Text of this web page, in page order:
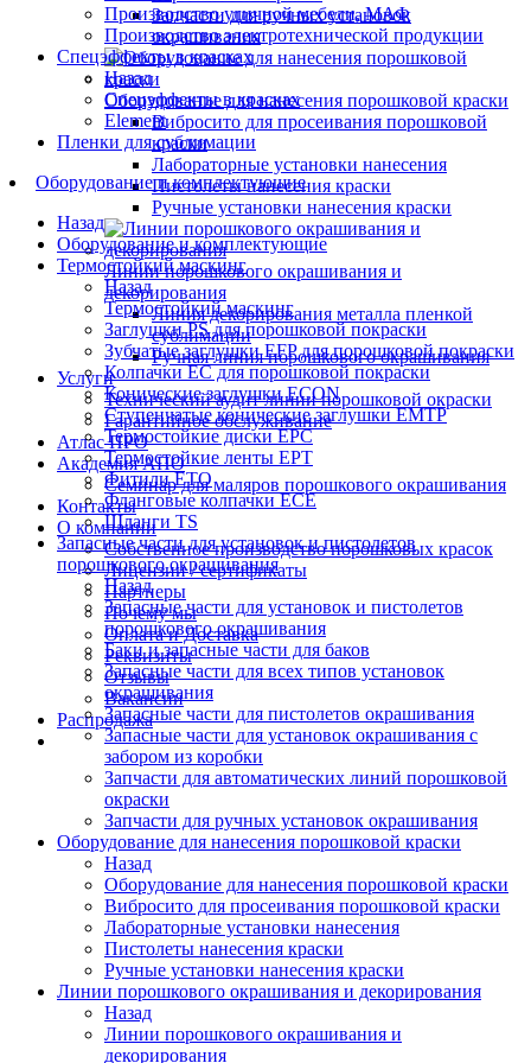
Запчасти для ручных установок
окрашивания
Оборудование для нанесения порошковой краски
Вибросито для просеивания порошковой
краски
Лабораторные установки нанесения
Пистолеты нанесения краски
Ручные установки нанесения краски
Линии порошкового окрашивания и
декорирования
Линия декорирования металла пленкой
сублимации
Ручная линия порошкового окрашивания
Услуги
Технический аудит линии порошковой окраски
Гарантийное обслуживание
Атлас ПРО
Академия АПО
Семинар для маляров порошкового окрашивания
Контакты
О компании
Собственное производство порошковых красок
Лицензии / сертификаты
Партнеры
Почему мы
Оплата и Доставка
Реквизиты
Отзывы
Вакансии
Распродажа
Производство уличной мебели, МАФ
Производство электротехнической продукции
Спецэффекты в красках
Назад
Спецэффекты в красках
Element
Пленки для сублимации
Оборудование и комплектующие
Назад
Оборудование и комплектующие
Термостойкий маскинг
Назад
Термостойкий маскинг
Заглушки PS для порошковой покраски
Зубчатые заглушки EFP для порошковой покраски
Колпачки ЕС для порошковой покраски
Конические заглушки ECON
Ступенчатые конические заглушки EMTP
Термостойкие диски EPC
Термостойкие ленты EPT
Фитили ETO
Фланговые колпачки ECE
Шланги TS
Запасные части для установок и пистолетов
порошкового окрашивания
Назад
Запасные части для установок и пистолетов
порошкового окрашивания
Баки и запасные части для баков
Запасные части для всех типов установок
окрашивания
Запасные части для пистолетов окрашивания
Запасные части для установок окрашивания с
забором из коробки
Запчасти для автоматических линий порошковой
окраски
Запчасти для ручных установок окрашивания
Оборудование для нанесения порошковой краски
Назад
Оборудование для нанесения порошковой краски
Вибросито для просеивания порошковой краски
Лабораторные установки нанесения
Пистолеты нанесения краски
Ручные установки нанесения краски
Линии порошкового окрашивания и декорирования
Назад
Линии порошкового окрашивания и
декорирования